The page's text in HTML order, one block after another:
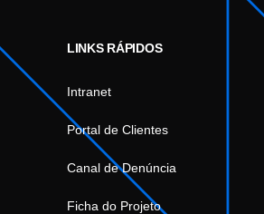
LINKS RÁPIDOS
Intranet
Portal de Clientes
Canal de Denúncia
Ficha do Projeto